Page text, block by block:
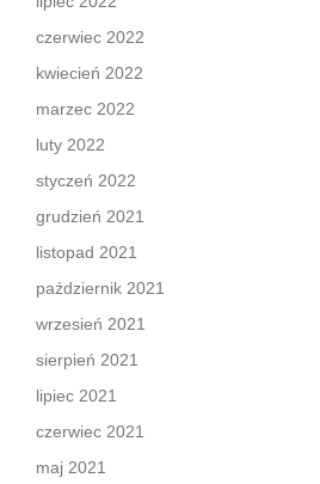
czerwiec 2022
kwiecień 2022
marzec 2022
luty 2022
styczeń 2022
grudzień 2021
listopad 2021
październik 2021
wrzesień 2021
sierpień 2021
lipiec 2021
czerwiec 2021
maj 2021